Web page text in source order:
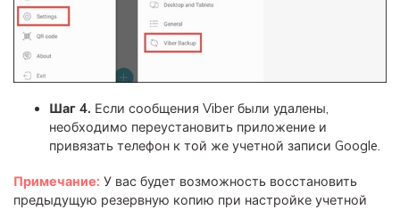
Шаг 4. Если сообщения Viber были удалены,
необходимо переустановить приложение и
привязать телефон к той же учетной записи Google.
Примечание: У вас будет возможность восстановить
предыдущую резервную копию при настройке учетной